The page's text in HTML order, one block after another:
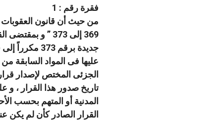
فقرة رقم : 1
من حيث أن قانون العقوبات
جديدة برقم
عليها فى المواد السابقة
الجزئى المختص لإصدار
تاريخ صدور هذا القرار ، و
المدنية أو المتهم بحسب
القرار الصادر كأن لم يكن